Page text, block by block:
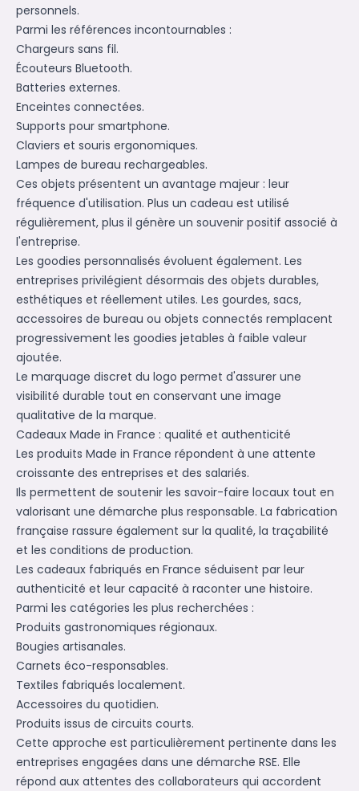
personnels.
Parmi les références incontournables :
Chargeurs sans fil.
Écouteurs Bluetooth.
Batteries externes.
Enceintes connectées.
Supports pour smartphone.
Claviers et souris ergonomiques.
Lampes de bureau rechargeables.
Ces objets présentent un avantage majeur : leur
fréquence d'utilisation. Plus un cadeau est utilisé
régulièrement, plus il génère un souvenir positif associé à
l'entreprise.
Les goodies personnalisés évoluent également. Les
entreprises privilégient désormais des objets durables,
esthétiques et réellement utiles. Les gourdes, sacs,
accessoires de bureau ou objets connectés remplacent
progressivement les goodies jetables à faible valeur
ajoutée.
Le marquage discret du logo permet d'assurer une
visibilité durable tout en conservant une image
qualitative de la marque.
Cadeaux Made in France : qualité et authenticité
Les produits Made in France répondent à une attente
croissante des entreprises et des salariés.
Ils permettent de soutenir les savoir-faire locaux tout en
valorisant une démarche plus responsable. La fabrication
française rassure également sur la qualité, la traçabilité
et les conditions de production.
Les cadeaux fabriqués en France séduisent par leur
authenticité et leur capacité à raconter une histoire.
Parmi les catégories les plus recherchées :
Produits gastronomiques régionaux.
Bougies artisanales.
Carnets éco-responsables.
Textiles fabriqués localement.
Accessoires du quotidien.
Produits issus de circuits courts.
Cette approche est particulièrement pertinente dans les
entreprises engagées dans une démarche RSE. Elle
répond aux attentes des collaborateurs qui accordent